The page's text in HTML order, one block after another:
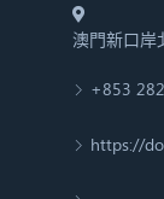
澳門新口岸
+853
https://